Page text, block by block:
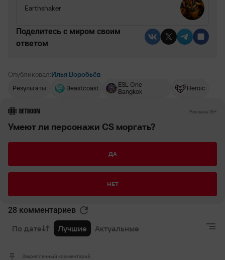
Earthshaker
Поделитесь c миром своим
ответом
Опубликовал:Илья Воробьёв
Результаты Beastcoast
ESL One
Bangkok
Heroic
Реклама 18+
Умеют ли персонажи CS моргать?
ДА
НЕТ
28 комментариев
По дате Лучшие Актуальные
Закрепленный комментарий